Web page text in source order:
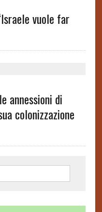
vuole far
annessioni di
colonizzazione